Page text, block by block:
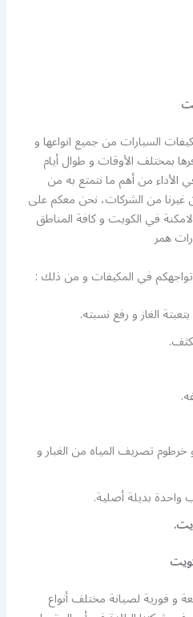
السيارات من جميع انواعها و
بمختلف الأوقات و طوال أيام
في الأداء من أهم ما نتمتع به من
غيرنا من الشركات، نحن معكم على
في الكويت و كافة المناطق
همر
في المكيفات و من ذلك :
الغاز و رفع نسبته.
تصريف المياه من الغبار و
واحدة بديلة أصلية.
فورية لصيانة مختلف أنواع